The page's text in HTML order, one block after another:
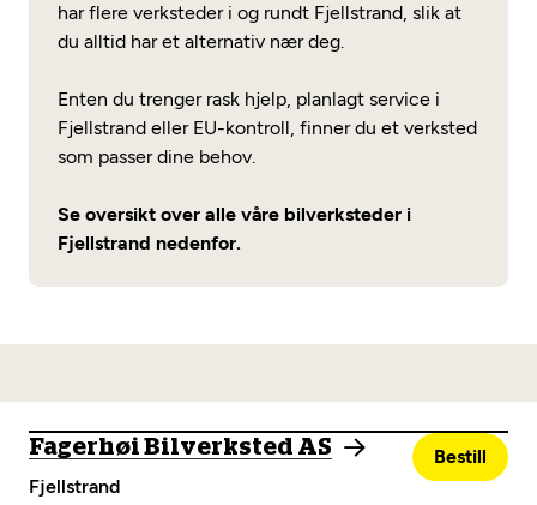
har flere verksteder i og rundt Fjellstrand, slik at
du alltid har et alternativ nær deg.
Enten du trenger rask hjelp, planlagt service i
Fjellstrand eller EU-kontroll, finner du et verksted
som passer dine behov.
Se oversikt over alle våre bilverksteder i
Fjellstrand nedenfor.
Fagerhøi Bilverksted AS
Fjellstrand
Bestill